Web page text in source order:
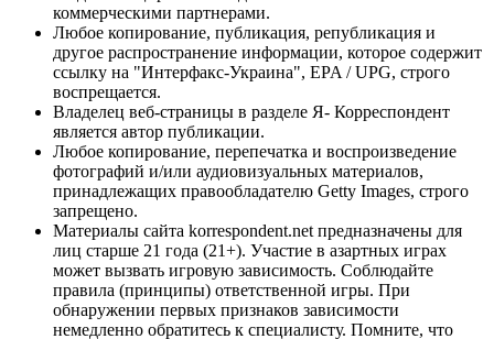
коммерческими партнерами.
Любое копирование, публикация, републикация и
другое распространение информации, которое содержит
ссылку на "Интерфакс-Украина", EPA / UPG, строго
воспрещается.
Владелец веб-страницы в разделе Я- Корреспондент
является автор публикации.
Любое копирование, перепечатка и воспроизведение
фотографий и/или аудиовизуальных материалов,
принадлежащих правообладателю Getty Images, строго
запрещено.
Материалы сайта korrespondent.net предназначены для
лиц старше 21 года (21+). Участие в азартных играх
может вызвать игровую зависимость. Соблюдайте
правила (принципы) ответственной игры. При
обнаружении первых признаков зависимости
немедленно обратитесь к специалисту. Помните, что